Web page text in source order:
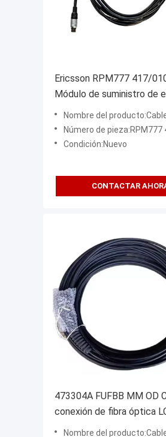
Ericsson RPM777 417/
Módulo de suministro de
especificaciones y precio
Nombre del producto:Cable de
Número de pieza:RPM777
Condición:Nuevo
CONTACTAR
473304A FUFBB MM OD
conexión de fibra óptica
Puente de fibra de centro
Nombre del producto:Cable de